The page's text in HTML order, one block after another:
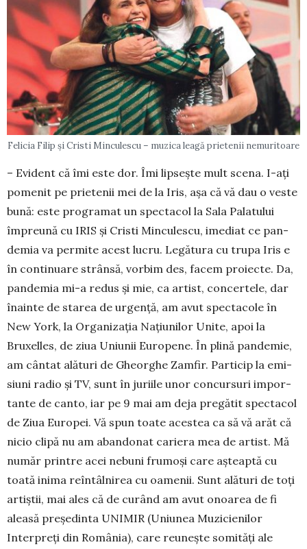
Felicia Filip și Cristi Minculescu – muzica leagă prietenii nemuritoare
– Evident că îmi este dor. Îmi lipseşte mult scena. I-aţi
pomenit pe prietenii mei de la Iris, aşa că vă dau o veste
bună: este pro­gra­mat un spectacol la Sala Pala­tului
împreună cu IRIS şi Cristi Minculescu, imediat ce pan­
de­mia va permite acest lucru. Le­gătura cu trupa Iris e
în con­tinuare strânsă, vorbim des, fa­cem proiecte. Da,
pandemia mi-a redus şi mie, ca artist, con­certele, dar
înainte de starea de ur­genţă, am avut spectacole în
New York, la Organizaţia Na­ţiu­nilor Unite, apoi la
Bruxelles, de ziua Uniunii Europene. În plină pandemie,
am cântat alături de Gheorghe Zamfir. Particip la emi­
siuni radio şi TV, sunt în ju­riile unor concursuri impor­
tante de canto, iar pe 9 mai am deja pre­gătit spectacol
de Ziua Euro­pei. Vă spun toate acestea ca să vă arăt că
nicio clipă nu am aban­donat cariera mea de artist. Mă
număr printre acei nebuni frumoşi care aşteaptă cu
toată inima reîntâlnirea cu oamenii. Sunt alături de toţi
artiştii, mai ales că de curând am avut onoa­rea de fi
aleasă preşedinta UNIMIR (Uniunea Muzicienilor
Interpreţi din România), care reuneşte somităţi ale